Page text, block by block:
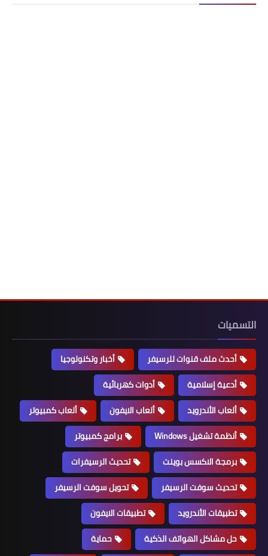
التسميات
أحدث ملف قنوات للرسيفر
أخبار وتكنولوجيا
أدعية إسلامية
أدوات كهربائية
ألعاب الأندرويد
ألعاب الايفون
ألعاب كمبيوتر
أنظمة تشغيل Windows
برامج كمبيوتر
برمجة الاكسس بوينت
تحديث الرسيفرات
تحديث سوفت الرسيفر
تحويل سوفت الرسيفر
تطبيقات الأندرويد
تطبيقات الايفون
حل مشاكل الهواتف الذكية
حماية